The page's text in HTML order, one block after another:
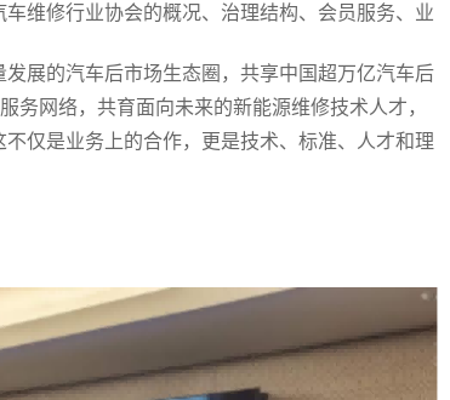
维修行业协会的概况、治理结构、会员服务、业
展的汽车后市场生态圈，共享中国超万亿汽车后
务网络，共育面向未来的新能源维修技术人才，
仅是业务上的合作，更是技术、标准、人才和理